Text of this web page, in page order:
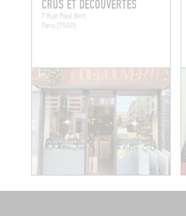
CRUS ET DÉCOUVERTES
7 Rue Paul Bert
Paris (75011)